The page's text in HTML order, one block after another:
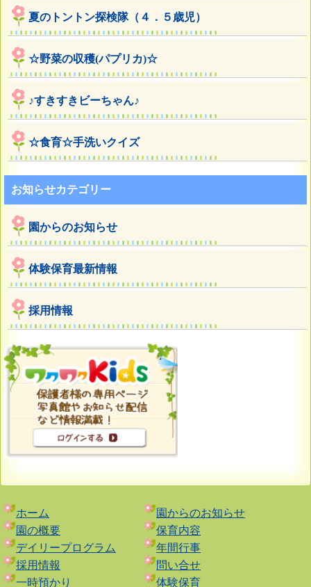
夏のトントン探検隊（４．５歳児）
☆野菜の収穫(パプリカ)☆
♪すきすきビーちゃん♪
☆食育☆手洗いクイズ
お知らせカテゴリー
園からのお知らせ
体験保育最新情報
採用情報
ホーム
園からのお知らせ
園の概要
保育内容
デイリープログラム
年間行事
採用情報
問い合せ
一時預かり
体験保育